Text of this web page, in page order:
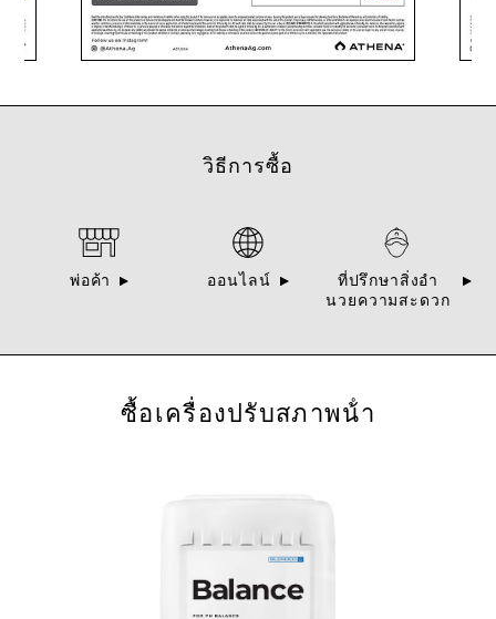
วิธีการซื้อ
พ่อค้า ออนไลน์
ที่ปรึกษาสิ่งอํา
นวยความสะดวก
ซื้อเครื่องปรับสภาพน้ํา